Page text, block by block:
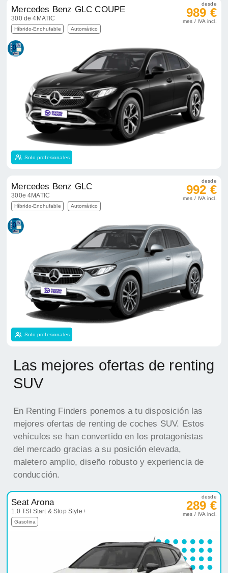
Mercedes Benz GLC COUPE
300 de 4MATIC
Híbrido-Enchufable Automático
desde
989 €
mes / IVA incl.
Solo profesionales
Mercedes Benz GLC
300e 4MATIC
Híbrido-Enchufable Automático
desde
992 €
mes / IVA incl.
Solo profesionales
Las mejores ofertas de renting
SUV
En Renting Finders ponemos a tu disposición las
mejores ofertas de renting de coches SUV. Estos
vehículos se han convertido en los protagonistas
del mercado gracias a su posición elevada,
maletero amplio, diseño robusto y experiencia de
conducción.
Seat Arona
1.0 TSI Start & Stop Style+
Gasolina
desde
289 €
mes / IVA incl.